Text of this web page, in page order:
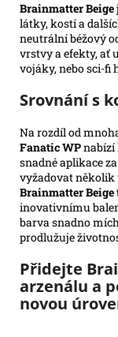
Brainmatter Beige
látky, kostí a
neutrální béžový
vrstvy a efekty, ať
vojáky, nebo sci-fi
Srovnání s
Na rozdíl od
Fanatic WPnabízí
snadné aplikace
vyžadovat několik
Brainmatter Beige
inovativnímu
barva snadno
prodlužuje
Přidejte
arzenálu a
novou